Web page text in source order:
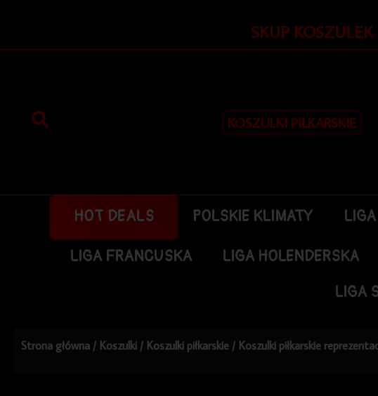
treści
SKUP KOSZULEK
KOSZULKI PIŁKARSKIE
HOT DEALS POLSKIE KLIMATY
LIGA FRANCUSKA LIGA HOLENDERSKA
LIGA
Strona główna / Koszulki / Koszulki piłkarskie / Koszulki piłkarskie